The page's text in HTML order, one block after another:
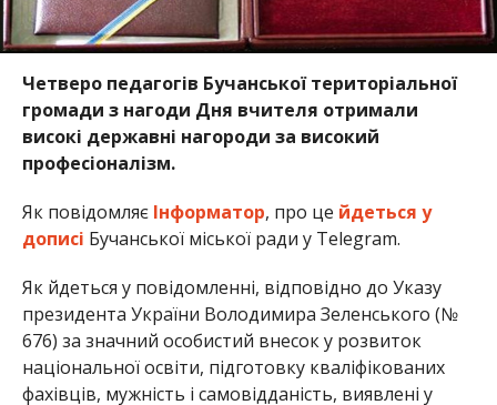
Четверо педагогів Бучанської територіальної
громади з нагоди Дня вчителя отримали
високі державні нагороди за високий
професіоналізм.
Як повідомляє Інформатор, про це йдеться у
дописі Бучанської міської ради у Telegram.
Як йдеться у повідомленні, відповідно до Указу
президента України Володимира Зеленського (№
676) за значний особистий внесок у розвиток
національної освіти, підготовку кваліфікованих
фахівців, мужність і самовідданість, виявлені у